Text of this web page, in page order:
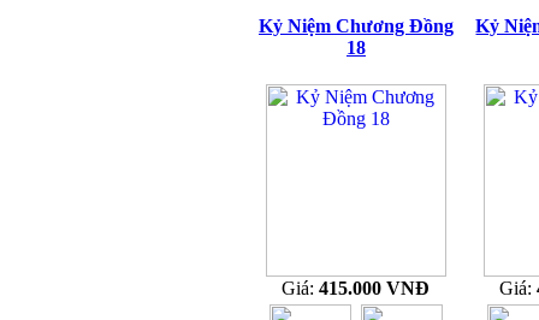
Kỷ Niệm Chương Đồng
18
Giá:415.000 VNĐ
Kỷ
Giá: